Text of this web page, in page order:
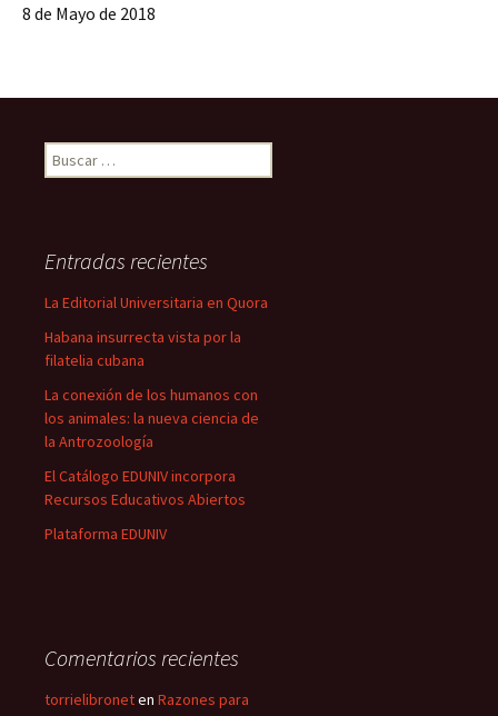
8 de Mayo de 2018
Buscar:
Entradas recientes
La Editorial Universitaria en Quora
Habana insurrecta vista por la
filatelia cubana
La conexión de los humanos con
los animales: la nueva ciencia de
la Antrozoología
El Catálogo EDUNIV incorpora
Recursos Educativos Abiertos
Plataforma EDUNIV
Comentarios recientes
torrielibroneten Razones para